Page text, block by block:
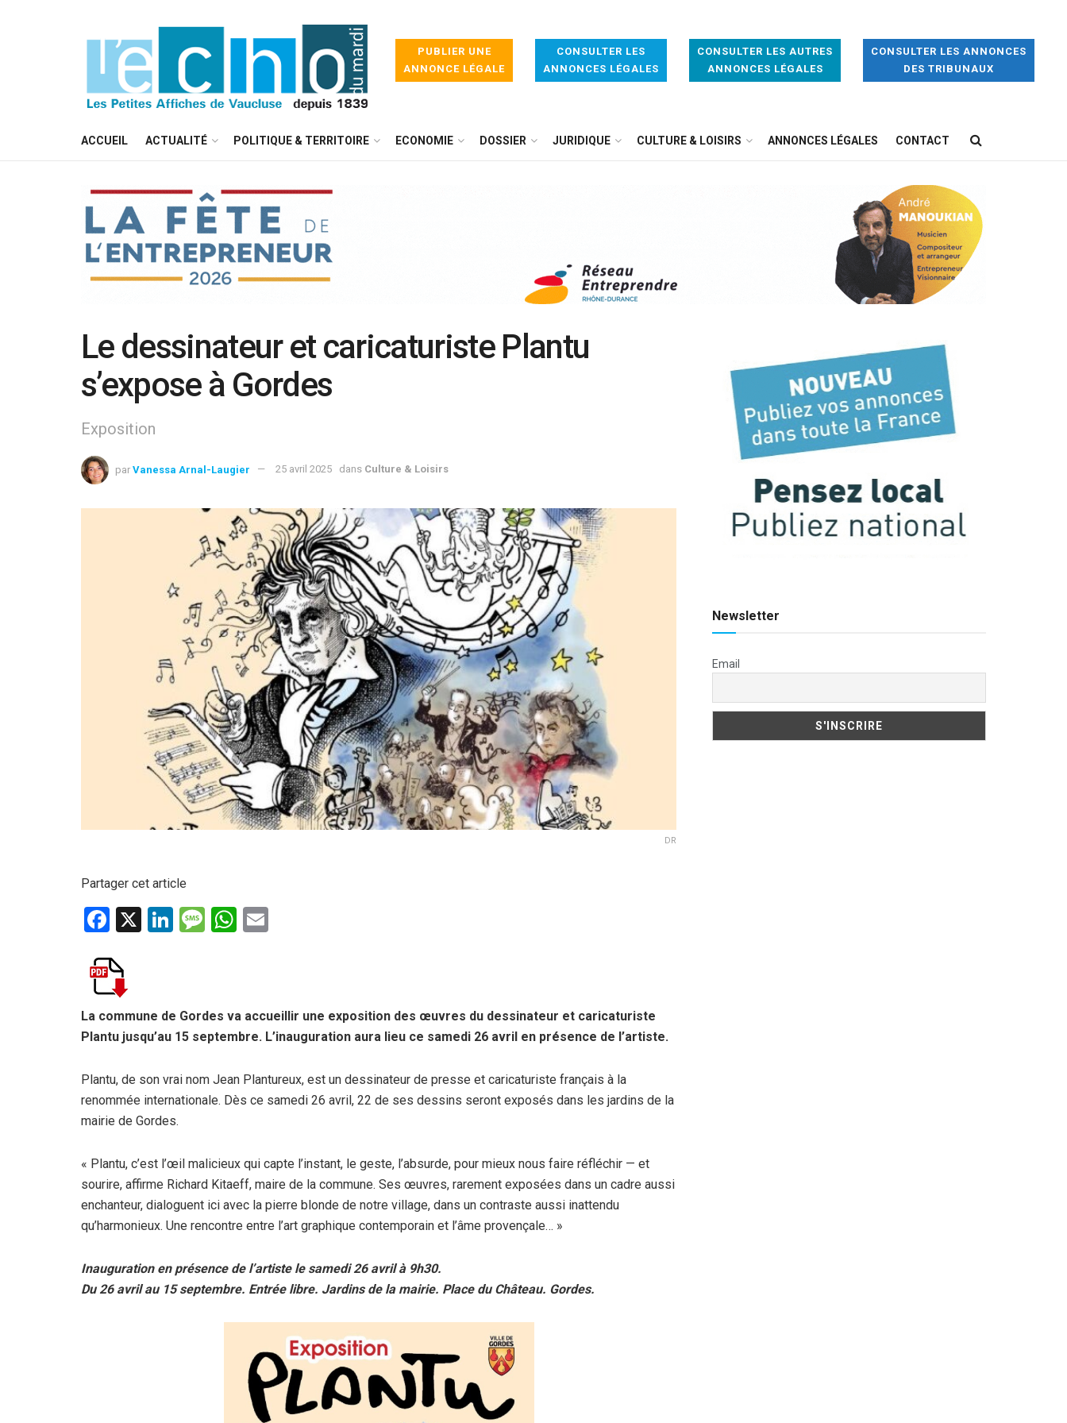
PUBLIER UNE
ANNONCE LÉGALE
CONSULTER LES
ANNONCES LÉGALES
CONSULTER LES AUTRES
ANNONCES LÉGALES
CONSULTER LES ANNONCES
DES TRIBUNAUX
ACCUEIL ACTUALITÉ POLITIQUE & TERRITOIRE ECONOMIE DOSSIER JURIDIQUE CULTURE & LOISIRS ANNONCES LÉGALES CONTACT
Le dessinateur et caricaturiste Plantu
s’expose à Gordes
Exposition
par Vanessa Arnal-Laugier 25 avril 2025 dans Culture & Loisirs
DR
Partager cet article
F
ce
b
o
o
k
X
Li
n
M
g
e
W
A
p
p
La commune de Gordes va accueillir une exposition des œuvres du dessinateur et caricaturiste
Plantu jusqu’au 15 septembre. L’inauguration aura lieu ce samedi 26 avril en présence de l’artiste.
Plantu, de son vrai nom Jean Plantureux, est un dessinateur de presse et caricaturiste français à la
renommée internationale. Dès ce samedi 26 avril, 22 de ses dessins seront exposés dans les jardins de la
mairie de Gordes.
« Plantu, c’est l’œil malicieux qui capte l’instant, le geste, l’absurde, pour mieux nous faire réfléchir — et
sourire, affirme Richard Kitaeff, maire de la commune. Ses œuvres, rarement exposées dans un cadre aussi
enchanteur, dialoguent ici avec la pierre blonde de notre village, dans un contraste aussi inattendu
qu’harmonieux. Une rencontre entre l’art graphique contemporain et l’âme provençale… »
Inauguration en présence de l’artiste le samedi 26 avril à 9h30.
Du 26 avril au 15 septembre. Entrée libre. Jardins de la mairie. Place du Château. Gordes.
Newsletter
Email